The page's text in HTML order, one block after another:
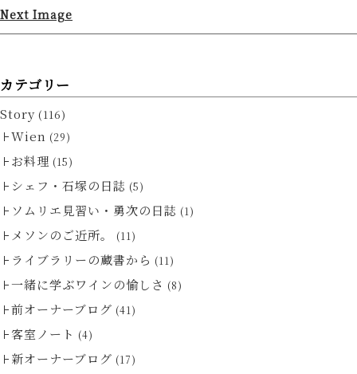
Next Image
カテゴリー
Story (116)
Wien (29)
お料理 (15)
シェフ・石塚の日誌 (5)
ソムリエ見習い・勇次の日誌 (1)
メソンのご近所。 (11)
ライブラリーの蔵書から (11)
一緒に学ぶワインの愉しさ (8)
前オーナーブログ (41)
客室ノート (4)
新オーナーブログ (17)